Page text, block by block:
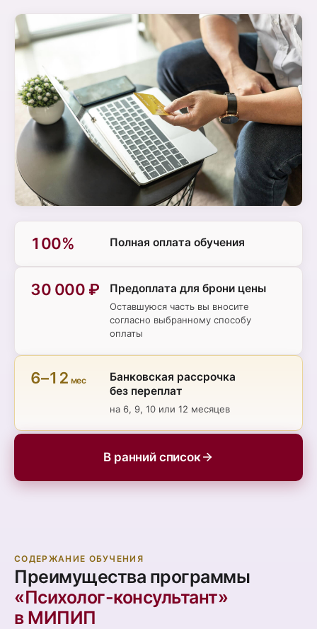
100% Полная оплата обучения
30 000 ₽ Предоплата для брони цены
Оставшуюся часть вы вносите
согласно выбранному способу
оплаты
6–12 мес
Банковская рассрочка
без переплат
на 6, 9, 10 или 12 месяцев
В ранний список
СОДЕРЖАНИЕ ОБУЧЕНИЯ
Преимущества программы
«Психолог-консультант»
в МИПИП